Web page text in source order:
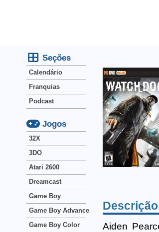
Descrição
Aiden
Seções
Calendário
Franquias
Podcast
Jogos
32X
3DO
Atari 2600
Dreamcast
Game Boy
Game Boy Advance
Game Boy Color